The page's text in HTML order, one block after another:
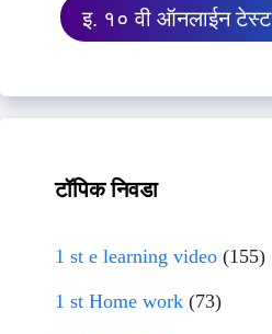
इ. १० वी ऑनलाईन टेस्ट
टॉपिक निवडा
1 st e learning video (155)
1 st Home work (73)